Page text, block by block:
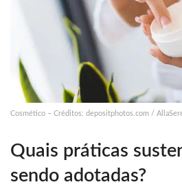
Cosmético – Créditos: depositphotos.com /
Quais práticas
sendo adotadas?